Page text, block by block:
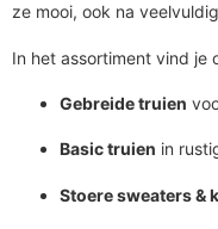
ze mooi, ook na
In het assortiment vind je
Gebreide truien
Basic truien in
Stoere sweaters &